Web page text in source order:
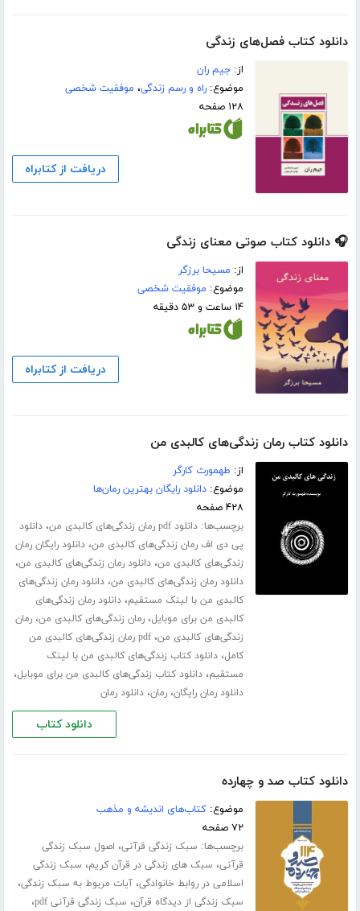
دانلود کتاب فصل‌های زندگی
از:جیم ران
موضوع:راه و رسم زندگی، موفقیت شخصی
۱۲۸ صفحه
دریافت از کتابراه
🎧 دانلود کتاب صوتی معنای زندگی
از: مسیحا برزگر
موضوع: موفقیت شخصی
۱۴ ساعت و ۵۳ دقیقه
دریافت از کتابراه
دانلود کتاب رمان زندگی‌های کالبدی من
از: طهمورث کارگر
موضوع:دانلود رایگان بهترین رمان‌ها
۴۲۸ صفحه
برچسب‌ها:دانلود pdf رمان زندگی‌های کالبدی من ،دانلود
پی دی اف رمان زندگی‌های کالبدی من،دانلود رایگان رمان
زندگی‌های کالبدی من،دانلود رمان زندگی‌های کالبدی من،
دانلود رمان زندگی‌های کالبدی من،دانلود رمان زندگی‌های
کالبدی من با لینک مستقیم،دانلود رمان زندگی‌های
کالبدی من برای موبایل،رمان زندگی‌های کالبدی من،رمان
زندگی‌های کالبدی من،
pdf رمان زندگی‌های کالبدی من
کامل،دانلود کتاب زندگی‌های کالبدی من با لینک
مستقیم،دانلود کتاب زندگی‌های کالبدی من برای موبایل،
دانلود رمان رایگان،رمان،دانلود رمان
دانلود کتاب
دانلود کتاب صد و چهارده
موضوع:کتاب‌های اندیشه و مذهب
۷۲ صفحه
برچسب‌ها: سبک زندگی قرآنی، اصول سبک زندگی
قرآنی، سبک های زندگی در قرآن کریم، سبک زندگی
اسلامی در روابط خانوادگی،آیات مربوط به سبک زندگی،
سبک زندگی از دیدگاه قرآن، سبک زندگی قرآنی pdf ،